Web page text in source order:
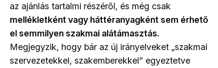
az ajánlás tartalmi részéről, és még csak
mellékletként vagy háttéranyagként sem érhető
el semmilyen szakmai alátámasztás.
Megjegyzik, hogy bár az új irányelveket „szakmai
szervezetekkel, szakemberekkel” egyeztetve